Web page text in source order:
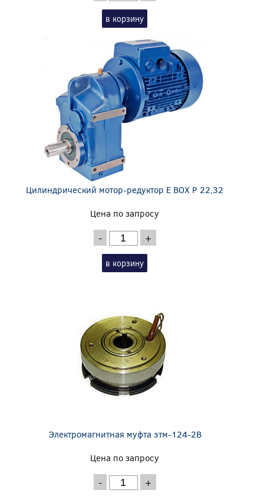
в корзину
Цилиндрический мотор-редуктор E BOX P 22,32
Цена по запросу
- +
в корзину
Электромагнитная муфта этм-124-2В
Цена по запросу
- +